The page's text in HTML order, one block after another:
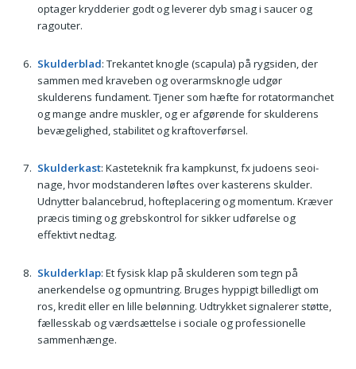
optager krydderier godt og leverer dyb smag i saucer og
ragouter.
Skulderblad: Trekan­tet knogle (scapula) på rygsiden, der
sammen med kraveben og overarmsknogle udgør
skulderens fundament. Tjener som hæfte for rotatormanchet
og mange andre muskler, og er afgørende for skulderens
bevægelighed, stabilitet og kraftoverførsel.
Skulderkast: Kasteteknik fra kampkunst, fx judoens seoi-
nage, hvor modstanderen løftes over kasterens skulder.
Udnytter balancebrud, hofteplacering og momentum. Kræver
præcis timing og grebskontrol for sikker udførelse og
effektivt nedtag.
Skulderklap: Et fysisk klap på skulderen som tegn på
anerkendelse og opmuntring. Bruges hyppigt billedligt om
ros, kredit eller en lille belønning. Udtrykket signalerer støtte,
fællesskab og værdsættelse i sociale og professionelle
sammenhænge.